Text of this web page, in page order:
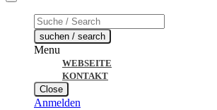
Products
search
suchen / search
Menu
WEBSEITE
KONTAKT
Close
Anmelden